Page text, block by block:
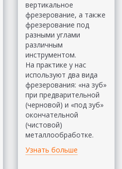
вертикальное
фрезерование, а также
фрезерование под
разными углами
различным
инструментом.
На практике у нас
используют два вида
фрезерования: «на зуб»
при предварительной
(черновой) и «под зуб»
окончательной
(чистовой)
металлообработке.
Узнать больше